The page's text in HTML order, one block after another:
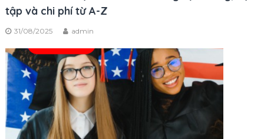
tập và chi phí từ A-Z
31/08/2025 admin